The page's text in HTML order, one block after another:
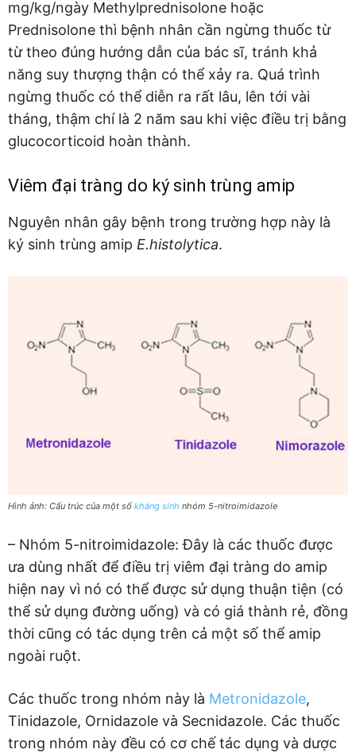
mg/kg/ngày Methylprednisolone hoặc
Prednisolone thì bệnh nhân cần ngừng thuốc từ
từ theo đúng hướng dẫn của bác sĩ, tránh khả
năng suy thượng thận có thể xảy ra. Quá trình
ngừng thuốc có thể diễn ra rất lâu, lên tới vài
tháng, thậm chí là 2 năm sau khi việc điều trị bằng
glucocorticoid hoàn thành.
Viêm đại tràng do ký sinh trùng amip
Nguyên nhân gây bệnh trong trường hợp này là
ký sinh trùng amip E.histolytica.
Hình ảnh: Cấu trúc của một sốkháng sinh nhóm 5-nitroimidazole
– Nhóm 5-nitroimidazole: Đây là các thuốc được
ưa dùng nhất để điều trị viêm đại tràng do amip
hiện nay vì nó có thể được sử dụng thuận tiện (có
thể sử dụng đường uống) và có giá thành rẻ, đồng
thời cũng có tác dụng trên cả một số thể amip
ngoài ruột.
Các thuốc trong nhóm này là Metronidazole,
Tinidazole, Ornidazole và Secnidazole. Các thuốc
trong nhóm này đều có cơ chế tác dụng và dược